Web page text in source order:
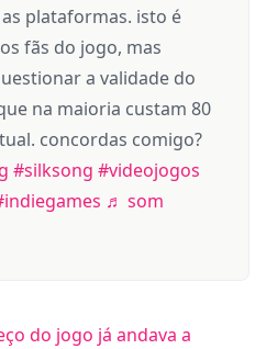
plataformas. isto é
fãs do jogo, mas
a validade do
na maioria custam 80
concordas comigo?
#silksong #videojogos
♬ som
do jogo já andava a